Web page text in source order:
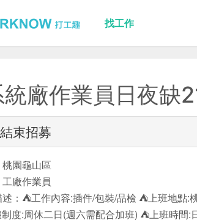
找工作
統廠作業員日夜缺
束招募
園龜山區
廠作業員
：⛺工作內容:插件/包裝/品檢 ⛺上班地點:
度:周休二日(週六需配合加班) ⛺上班時間: